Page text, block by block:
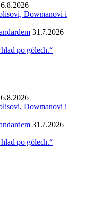
6.8.2026
Dowmanovi i
31.7.2026
po gólech.“
6.8.2026
Dowmanovi i
31.7.2026
po gólech.“